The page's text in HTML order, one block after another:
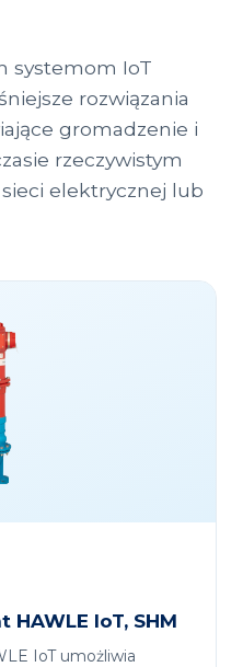
systemom IoT
rozwiązania
gromadzenie i
rzeczywistym
elektrycznej lub
IoT, SHM
IoT umożliwia